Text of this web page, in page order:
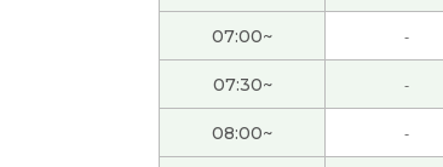
谢谢老师，我很高兴能和您一起
见。( 50代 男性 )
( 40代 女性 )
07:00~ -
07:30~ -
08:00~ -